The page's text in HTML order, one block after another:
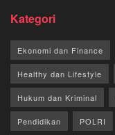
Kategori
Ekonomi dan Finance
Healthy dan Lifestyle
Hukum dan Kriminal
Pendidikan POLRI